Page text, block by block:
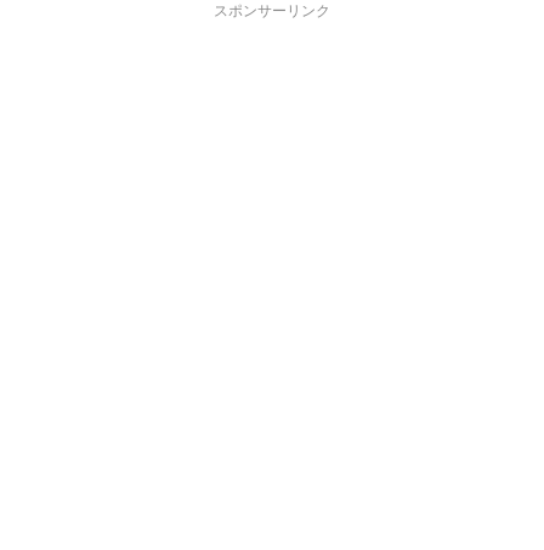
スポンサーリンク